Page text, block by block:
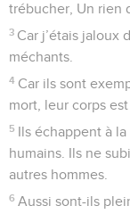
trébucher, Un rien
3 Car j’étais jaloux
méchants.
4 Car ils sont
mort, leur corps
5 Ils échappent à
humains. Ils ne
autres hommes.
6 Aussi sont-ils